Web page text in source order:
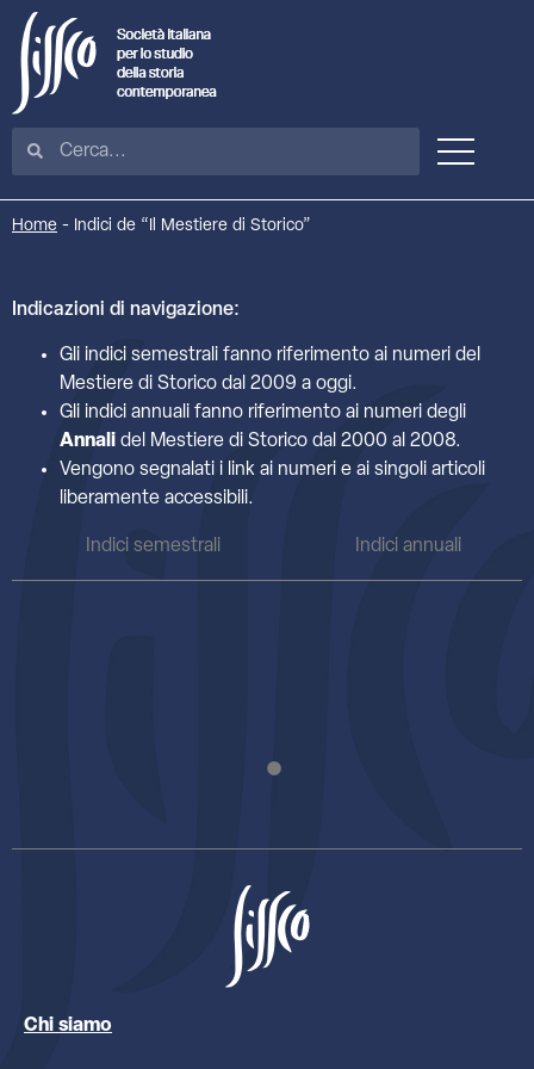
Home - Indici de “Il Mestiere di Storico”
Indicazioni di navigazione:
Gli indici semestrali fanno riferimento ai numeri del
Mestiere di Storico dal 2009 a oggi.
Gli indici annuali fanno riferimento ai numeri degli
Annali del Mestiere di Storico dal 2000 al 2008.
Vengono segnalati i link ai numeri e ai singoli articoli
liberamente accessibili.
Indici semestrali Indici annuali
Chi siamo